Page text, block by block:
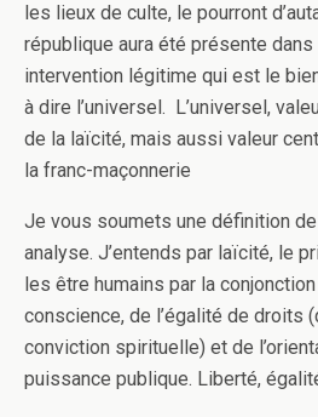
les lieux de culte, le pourront
république aura été présente
intervention légitime qui est le
à dire l’universel. L’universel,
de la laïcité, mais aussi valeur
la franc-maçonnerie
Je vous soumets une définition
analyse. J’entends par laïcité, le
les être humains par la
conscience, de l’égalité de droits
conviction spirituelle) et de
puissance publique. Liberté,